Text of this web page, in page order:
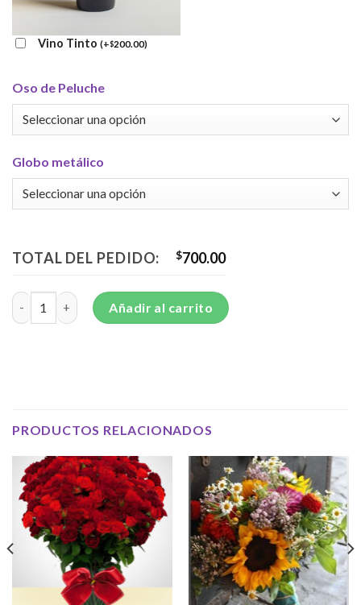
Vino Tinto (+$200.00)
Oso de Peluche
Globo metálico
TOTAL DEL PEDIDO: $700.00
Bouquet de 12 Rosas Rojas en Papel Corrugado - BOU12
Añadir al carrito
PRODUCTOS RELACIONADOS